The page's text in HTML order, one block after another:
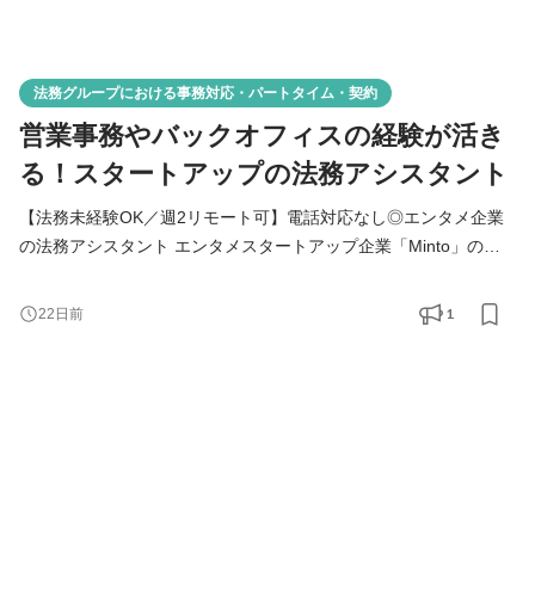
法務グループにおける事務対応・パートタイム・契約
営業事務やバックオフィスの経験が活き
る！スタートアップの法務アシスタント
【法務未経験OK／週2リモート可】電話対応なし◎エンタメ企業
の法務アシスタント エンタメスタートアップ企業「Minto」の法
たします！ ＼法務の経験は一切不問です！／ バックオフィスや営
業、営業事務として「少しでも契約書の内容を確認したことがあ
22日前 1